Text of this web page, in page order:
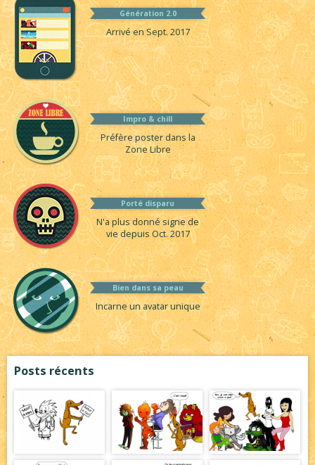
Génération 2.0
Arrivé en Sept. 2017
Impro & chill
Préfère poster dans la
Zone Libre
Porté disparu
N'a plus donné signe de
vie depuis Oct. 2017
Bien dans sa peau
Incarne un avatar unique
Posts récents